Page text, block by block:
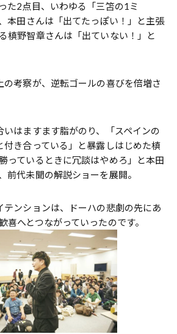
た2点目、いわゆる「三笘の1ミ
本田さんは「出てたっぽい！」と主張
槙野智章さんは「出ていない！」と
考察が、逆転ゴールの喜びを倍増さ
いはますます脂がのり、「スペインの
付き合っている」と暴露しはじめた槙
っているときに冗談はやめろ」と本田
前代未聞の解説ショーを展開。
テンションは、ドーハの悲劇の先にあ
喜へとつながっていったのです。